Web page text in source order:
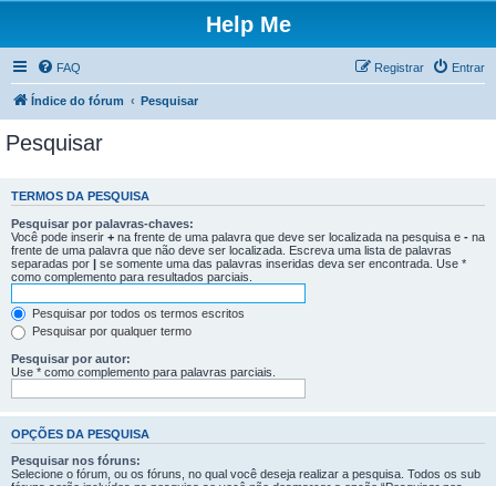
Help Me
FAQ Entrar
Registrar
Índice do fórum Pesquisar
Pesquisar
TERMOS DA PESQUISA
Pesquisar por palavras-chaves:
Você pode inserir + na frente de uma palavra que deve ser localizada na pesquisa e - na
frente de uma palavra que não deve ser localizada. Escreva uma lista de palavras
separadas por | se somente uma das palavras inseridas deva ser encontrada. Use *
como complemento para resultados parciais.
Pesquisar por todos os termos escritos
Pesquisar por qualquer termo
Pesquisar por autor:
Use * como complemento para palavras parciais.
OPÇÕES DA PESQUISA
Pesquisar nos fóruns:
Selecione o fórum, ou os fóruns, no qual você deseja realizar a pesquisa. Todos os sub